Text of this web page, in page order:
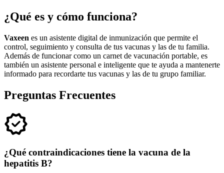
¿Qué es y cómo funciona?
Vaxeen es un asistente digital de inmunización que permite el
control, seguimiento y consulta de tus vacunas y las de tu familia.
Además de funcionar como un carnet de vacunación portable, es
también un asistente personal e inteligente que te ayuda a mantenerte
informado para recordarte tus vacunas y las de tu grupo familiar.
Preguntas Frecuentes
¿Qué contraindicaciones tiene la vacuna de la
hepatitis B?